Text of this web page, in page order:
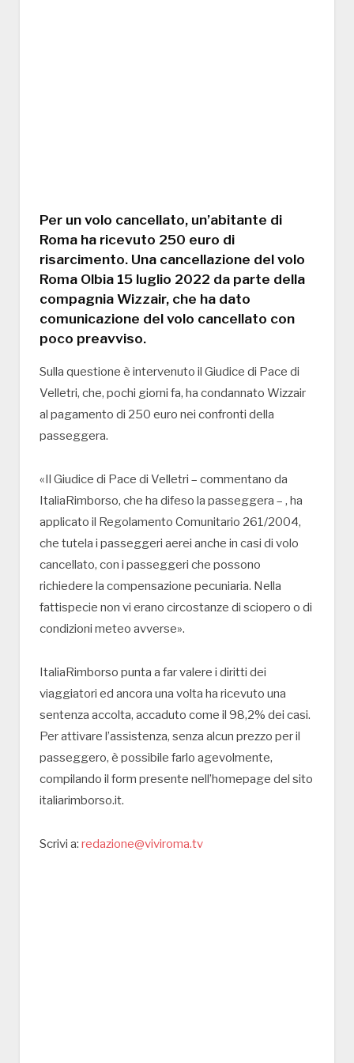
Per un volo cancellato, un’abitante di
Roma ha ricevuto 250 euro di
risarcimento. Una cancellazione del volo
Roma Olbia 15 luglio 2022 da parte della
compagnia Wizzair, che ha dato
comunicazione del volo cancellato con
poco preavviso.
Sulla questione è intervenuto il Giudice di Pace di
Velletri, che, pochi giorni fa, ha condannato Wizzair
al pagamento di 250 euro nei confronti della
passeggera.
«Il Giudice di Pace di Velletri – commentano da
ItaliaRimborso, che ha difeso la passeggera – , ha
applicato il Regolamento Comunitario 261/2004,
che tutela i passeggeri aerei anche in casi di volo
cancellato, con i passeggeri che possono
richiedere la compensazione pecuniaria. Nella
fattispecie non vi erano circostanze di sciopero o di
condizioni meteo avverse».
ItaliaRimborso punta a far valere i diritti dei
viaggiatori ed ancora una volta ha ricevuto una
sentenza accolta, accaduto come il 98,2% dei casi.
Per attivare l’assistenza, senza alcun prezzo per il
passeggero, è possibile farlo agevolmente,
compilando il form presente nell’homepage del sito
italiarimborso.it.
Scrivi a: redazione@viviroma.tv